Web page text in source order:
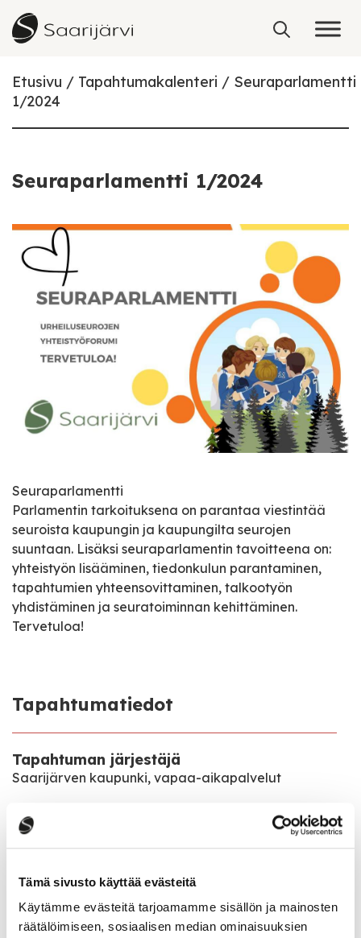
Tämä sivusto käyttää evästeitä
Käytämme evästeitä tarjoamamme sisällön ja mainosten
räätälöimiseen, sosiaalisen median ominaisuuksien
Skip to content
Etusivu Tapahtumakalenteri
Seuraparlamentti
1/2024
Seuraparlamentti 1/2024
Seuraparlamentti
Parlamentin tarkoituksena on parantaa viestintää
seuroista kaupungin ja kaupungilta seurojen
suuntaan. Lisäksi seuraparlamentin tavoitteena on:
yhteistyön lisääminen, tiedonkulun parantaminen,
tapahtumien yhteensovittaminen, talkootyön
yhdistäminen ja seuratoiminnan kehittäminen.
Tervetuloa!
Tapahtumatiedot
Tapahtuman järjestäjä
Saarijärven kaupunki, vapaa-aikapalvelut
Tapahtumapaikka
Sivulantie 11
Katso kaikki tapahtumat